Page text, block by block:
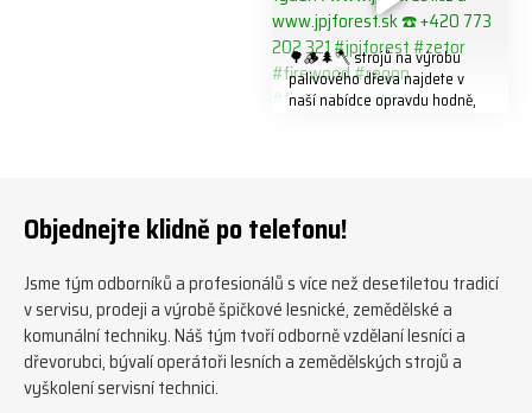
🌳🪵🌲🪓 strojů na výrobu
palivového dřeva najdete v
naší nabídce opravdu hodně,
#firewoodproduction
Objednejte klidně po telefonu!
Jsme tým odborníků a profesionálů s více než desetiletou tradicí
v servisu, prodeji a výrobě špičkové lesnické, zemědělské a
komunální techniky. Náš tým tvoří odborně vzdělaní lesníci a
dřevorubci, bývalí operátoři lesních a zemědělských strojů a
vyškolení servisní technici.